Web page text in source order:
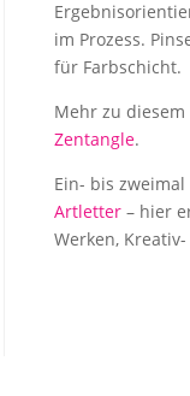
im Prozess.
für Farbschicht.
Mehr zu
Zentangle.
Ein- bis
Artletter– hier
Werken,